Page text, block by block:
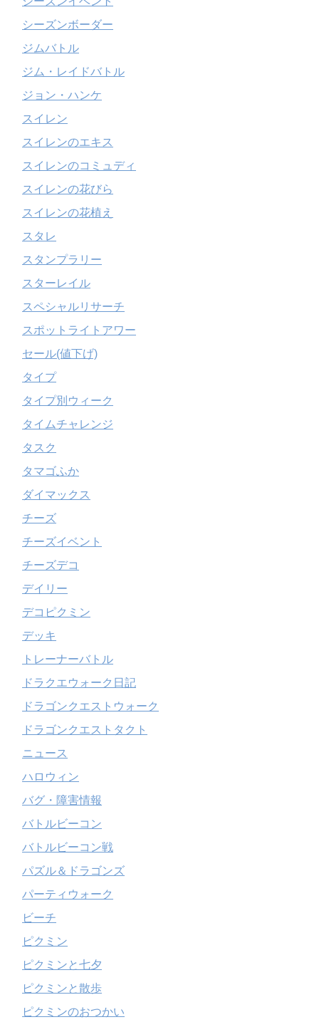
シーズンボーダー
ジムバトル
ジム・レイドバトル
ジョン・ハンケ
スイレン
スイレンのエキス
スイレンのコミュディ
スイレンの花びら
スイレンの花植え
スタレ
スタンプラリー
スターレイル
スペシャルリサーチ
スポットライトアワー
セール(値下げ)
タイプ
タイプ別ウィーク
タイムチャレンジ
タスク
タマゴふか
ダイマックス
チーズ
チーズイベント
チーズデコ
デイリー
デコピクミン
デッキ
トレーナーバトル
ドラクエウォーク日記
ドラゴンクエストウォーク
ドラゴンクエストタクト
ニュース
ハロウィン
バグ・障害情報
バトルビーコン
バトルビーコン戦
パズル＆ドラゴンズ
パーティウォーク
ビーチ
ピクミン
ピクミンと七夕
ピクミンと散歩
ピクミンのおつかい